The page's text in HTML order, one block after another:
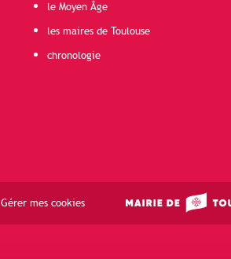
le Moyen Âge
les maires de Toulouse
chronologie
Gérer mes cookies